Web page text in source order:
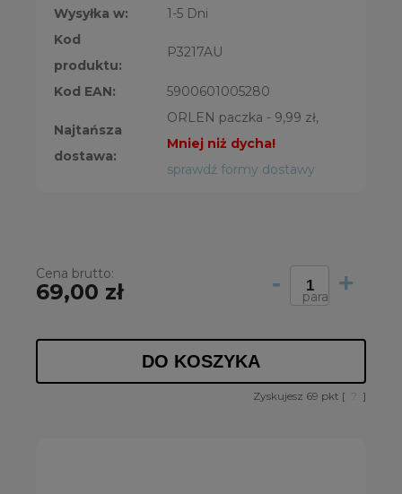
Wysyłka w:
1-5 Dni
Kod
produktu:
P3217AU
Kod EAN: 5900601005280
Najtańsza
dostawa:
ORLEN paczka - 9,99 zł,
Mniej niż dycha!
sprawdź formy dostawy
Cena brutto:
69,00 zł - +
para
DO KOSZYKA
Zyskujesz 69 pkt [ ? ]